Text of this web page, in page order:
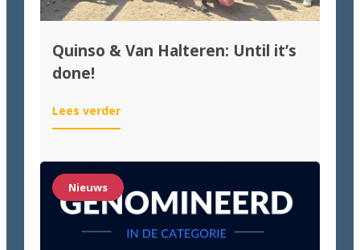
Quinso & Van Halteren: Until it’s
done!
Lees verder:
Quinso
Van
Halteren:
Until
it’s
done!
Nieuws